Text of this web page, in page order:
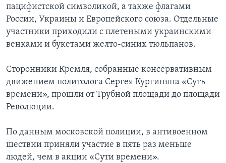
пацифистской символикой, а также флагами
России, Украины и Европейского союза. Отдельные
участники приходили с плетеными украинскими
венками и букетами желто-синих тюльпанов.
Сторонники Кремля, собранные консервативным
движением политолога Сергея Кургиняна «Суть
времени», прошли от Трубной площади до площади
Революции.
По данным московской полиции, в антивоенном
шествии приняли участие в пять раз меньше
людей, чем в акции «Сути времени».